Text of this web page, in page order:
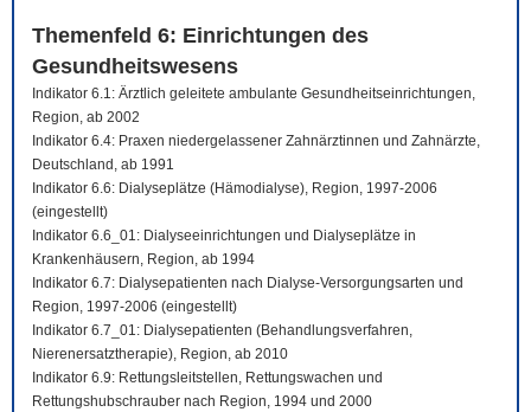
Themenfeld 6: Einrichtungen des
Gesundheitswesens
Indikator 6.1: Ärztlich geleitete ambulante Gesundheitseinrichtungen,
Region, ab 2002
Indikator 6.4: Praxen niedergelassener Zahnärztinnen und Zahnärzte,
Deutschland, ab 1991
Indikator 6.6: Dialyseplätze (Hämodialyse), Region, 1997-2006
(eingestellt)
Indikator 6.6_01: Dialyseeinrichtungen und Dialyseplätze in
Krankenhäusern, Region, ab 1994
Indikator 6.7: Dialysepatienten nach Dialyse-Versorgungsarten und
Region, 1997-2006 (eingestellt)
Indikator 6.7_01: Dialysepatienten (Behandlungsverfahren,
Nierenersatztherapie), Region, ab 2010
Indikator 6.9: Rettungsleitstellen, Rettungswachen und
Rettungshubschrauber nach Region, 1994 und 2000